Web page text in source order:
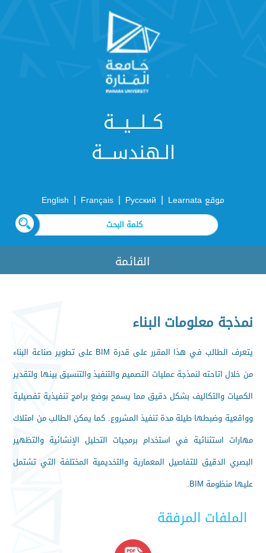
كــلـــيـــة
الـهندســـة
موقع Learnata |
Русский
|
Français
|
English
القائمة
نمذجة معلومات البناء
يتعرف الطالب في هذا المقرر على قدرة BIM على تطوير صناعة البناء
من خلال اتاحته لنمذجة عمليات التصميم والتنفيذ والتنسيق بينها ولتقدير
الكميات والتكاليف بشكل دقيق مما يسمح بوضع برامج تنفيذية تفصيلية
وواقعية وضبطها طيلة مدة تنفيذ المشروع. كما يمكن الطالب من امتلاك
مهارات استثنائية في استخدام برمجيات التحليل الإنشائية والتظهير
البصري الدقيق للتفاصيل المعمارية والتخديمية المختلفة التي تشتمل
عليها منظومة BIM.
الملفات المرفقة